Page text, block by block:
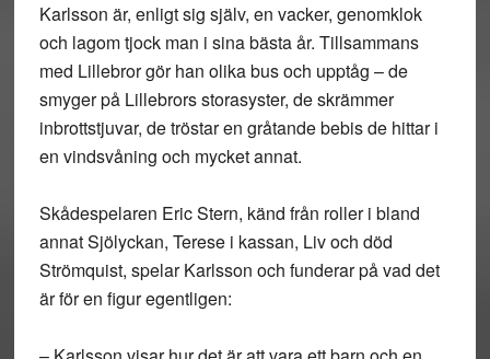
Karlsson är, enligt sig själv, en vacker, genomklok
och lagom tjock man i sina bästa år. Tillsammans
med Lillebror gör han olika bus och upptåg – de
smyger på Lillebrors storasyster, de skrämmer
inbrottstjuvar, de tröstar en gråtande bebis de hittar i
en vindsvåning och mycket annat.
Skådespelaren Eric Stern, känd från roller i bland
annat Sjölyckan, Terese i kassan, Liv och död
Strömquist, spelar Karlsson och funderar på vad det
är för en figur egentligen: